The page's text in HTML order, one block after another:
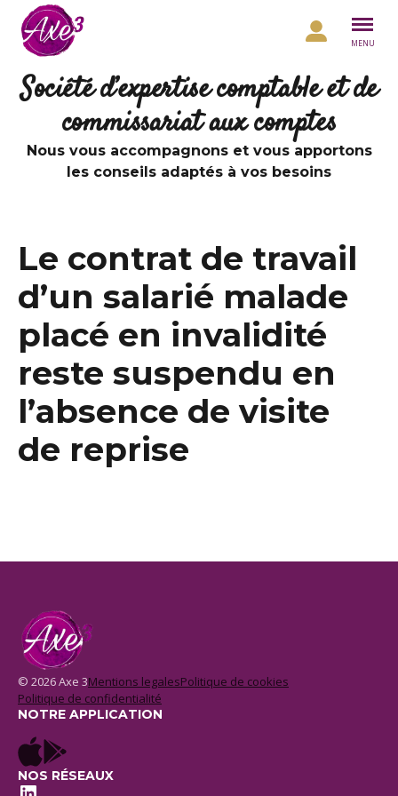
Aller au contenu
MENU
Société d’expertise comptable et de
commissariat aux comptes
Nous vous accompagnons et vous apportons
les conseils adaptés à vos besoins
Le contrat de travail
d’un salarié malade
placé en invalidité
reste suspendu en
l’absence de visite
de reprise
© 2026 Axe 3Mentions legalesPolitique de cookies
Politique de confidentialité
NOTRE APPLICATION
NOS RÉSEAUX